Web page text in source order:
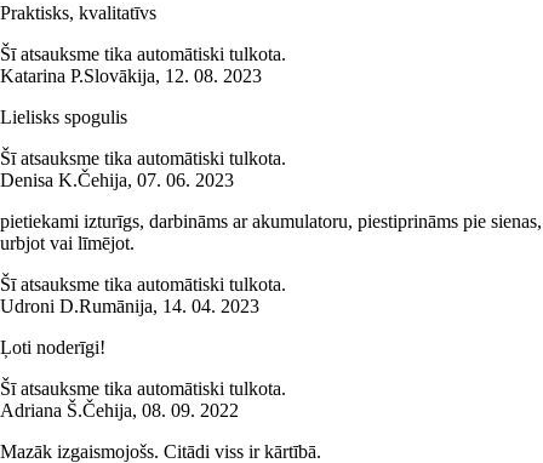
Praktisks, kvalitatīvs
Šī atsauksme tika automātiski tulkota.
Katarina P.Slovākija, 12. 08. 2023
Lielisks spogulis
Šī atsauksme tika automātiski tulkota.
Denisa K.Čehija, 07. 06. 2023
pietiekami izturīgs, darbināms ar akumulatoru, piestiprināms pie sienas,
urbjot vai līmējot.
Šī atsauksme tika automātiski tulkota.
Udroni D.Rumānija, 14. 04. 2023
Ļoti noderīgi!
Šī atsauksme tika automātiski tulkota.
Adriana Š.Čehija, 08. 09. 2022
Mazāk izgaismojošs. Citādi viss ir kārtībā.